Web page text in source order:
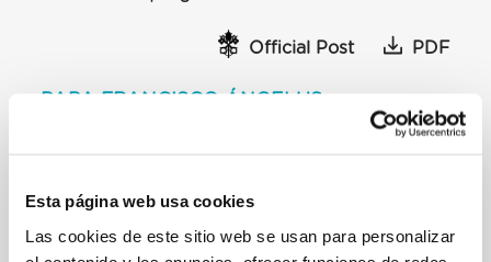
Esta página web usa cookies
Las cookies de este sitio web se usan para personalizar
Official Post PDF
PAPA FRANCISCO ÁNGELUS
PLAZA DE SAN PEDRO IV DOMINGO DE
Después del Ángelus
Queridos hermanos y hermanas:
[…] Como signo concreto de compromiso por la paz